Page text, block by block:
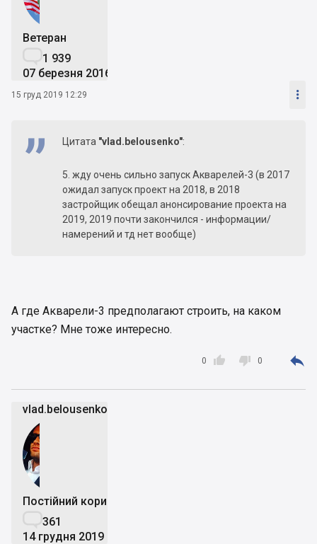
Ветеран
1 939
07 березня 2016
15 груд 2019 12:29 
Цитата "vlad.belousenko":
5. жду очень сильно запуск Акварелей-3 (в 2017
ожидал запуск проект на 2018, в 2018
застройщик обещал анонсирование проекта на
2019, 2019 почти закончился - информации/
намерений и тд нет вообще)
А где Акварели-3 предполагают строить, на каком
участке? Мне тоже интересно.

0  0 
vlad.belousenko
Постійний користувач
361
14 грудня 2019